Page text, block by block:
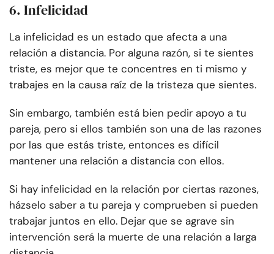
6. Infelicidad
La infelicidad es un estado que afecta a una
relación a distancia. Por alguna razón, si te sientes
triste, es mejor que te concentres en ti mismo y
trabajes en la causa raíz de la tristeza que sientes.
Sin embargo, también está bien pedir apoyo a tu
pareja, pero si ellos también son una de las razones
por las que estás triste, entonces es difícil
mantener una relación a distancia con ellos.
Si hay infelicidad en la relación por ciertas razones,
házselo saber a tu pareja y comprueben si pueden
trabajar juntos en ello. Dejar que se agrave sin
intervención será la muerte de una relación a larga